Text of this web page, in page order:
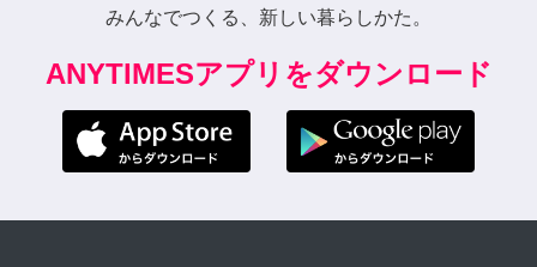
みんなでつくる、新しい暮らしかた。
ANYTIMESアプリをダウンロード